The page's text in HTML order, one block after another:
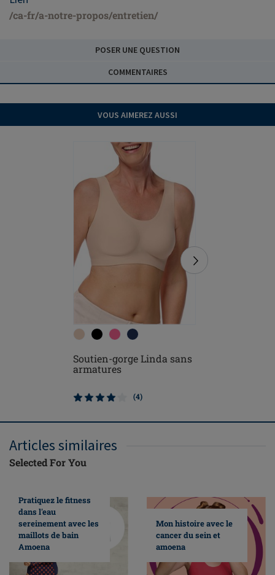
/ca-fr/a-notre-propos/entretien/
POSER UNE QUESTION
COMMENTAIRES
VOUS AIMEREZ AUSSI
Soutien-gorge Linda sans
armatures
(4)
Articles similaires
Selected For You
Pratiquez le fitness
dans l'eau
sereinement avec les
maillots de bain
Amoena
Mon histoire avec le
cancer du sein et
amoena